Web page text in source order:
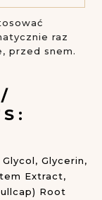
raz
przed snem.
Glycerin,
Extract,
Root